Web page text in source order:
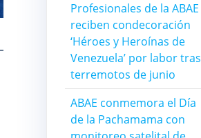
Profesionales de la ABAE
reciben condecoración
‘Héroes y Heroínas de
Venezuela’ por labor tras
terremotos de junio
ABAE conmemora el Día
de la Pachamama con